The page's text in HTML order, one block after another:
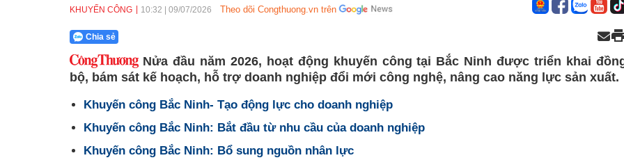
KHUYẾN CÔNG 10:32 09/07/2026 Theo dõi Congthuong.vn trên
Chia sẻ
Nửa đầu năm 2026, hoạt động khuyến công tại Bắc Ninh được triển khai
bộ, bám sát kế hoạch, hỗ trợ doanh nghiệp đổi mới công nghệ, nâng cao năng lực sản xuất.
Khuyến công Bắc Ninh- Tạo động lực cho doanh nghiệp
Khuyến công Bắc Ninh: Bắt đầu từ nhu cầu của doanh nghiệp
Khuyến công Bắc Ninh: Bổ sung nguồn nhân lực